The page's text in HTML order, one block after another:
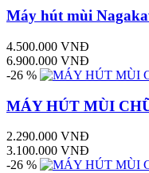
Máy hút mùi
4.500.000 VNĐ
6.900.000 VNĐ
-26 %
MÁY HÚT MÙI
2.290.000 VNĐ
3.100.000 VNĐ
-26 %